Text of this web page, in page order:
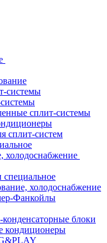
системы
сплит-системы
сплит-систем
холодоснабжение
специальное
холодоснабжение
Фанкойлы
блоки
кондиционеры